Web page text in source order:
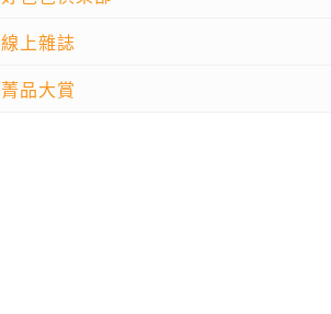
線上雜誌
菁品大賞